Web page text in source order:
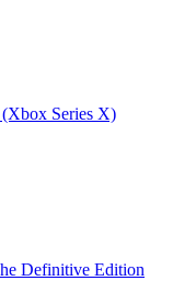
Series X)
Definitive Edition